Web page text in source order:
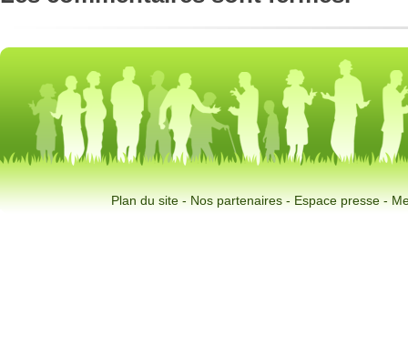
Plan du site-Nos partenaires-Espace presse-